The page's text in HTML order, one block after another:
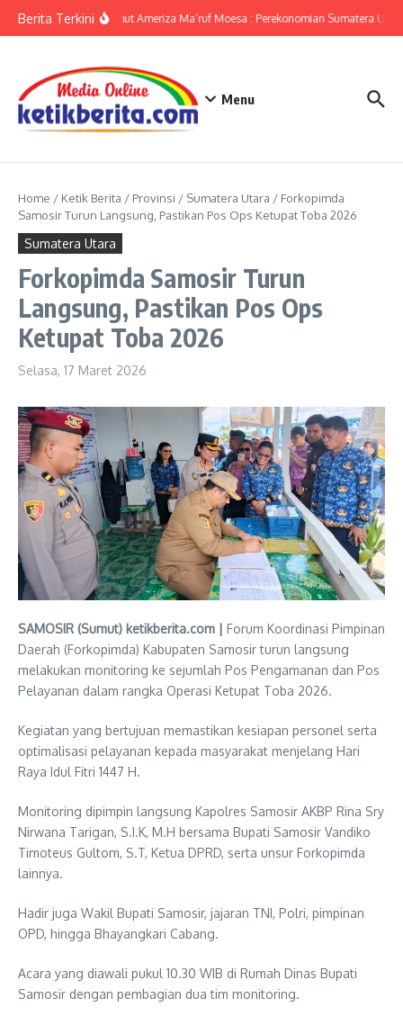
Berita TerkiniKPwBI Sumut Ameriza Ma’ruf Moesa : Perekonomian Sumatera
Menu
Home / Ketik Berita / Provinsi / Sumatera Utara / Forkopimda
Samosir Turun Langsung, Pastikan Pos Ops Ketupat Toba 2026
Sumatera Utara
Forkopimda Samosir Turun
Langsung, Pastikan Pos Ops
Ketupat Toba 2026
Selasa, 17 Maret 2026
SAMOSIR (Sumut) ketikberita.com |
Forum Koordinasi Pimpinan
Daerah (Forkopimda) Kabupaten Samosir turun langsung
melakukan monitoring ke sejumlah Pos Pengamanan dan Pos
Pelayanan dalam rangka Operasi Ketupat Toba 2026.
Kegiatan yang bertujuan memastikan kesiapan personel serta
optimalisasi pelayanan kepada masyarakat menjelang Hari
Raya Idul Fitri 1447 H.
Monitoring dipimpin langsung Kapolres Samosir AKBP Rina Sry
Nirwana Tarigan, S.I.K, M.H bersama Bupati Samosir Vandiko
Timoteus Gultom, S.T, Ketua DPRD, serta unsur Forkopimda
lainnya.
Hadir juga Wakil Bupati Samosir, jajaran TNI, Polri, pimpinan
OPD, hingga Bhayangkari Cabang.
Acara yang diawali pukul 10.30 WIB di Rumah Dinas Bupati
Samosir dengan pembagian dua tim monitoring.